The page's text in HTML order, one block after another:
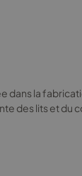
du
la
des lits et